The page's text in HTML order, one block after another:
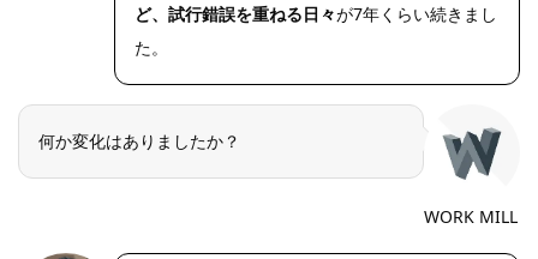
ど、試行錯誤を重ねる日々が7年くらい続きまし
た。
何か変化はありましたか？
WORK MILL